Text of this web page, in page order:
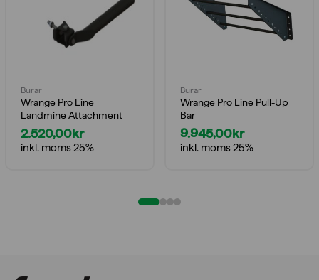
Burar
Wrange Pro Line
Landmine Attachment
2.520,00kr
inkl. moms 25%
Burar
Wrange Pro Line Pull-Up
Bar
9.945,00kr
inkl. moms 25%